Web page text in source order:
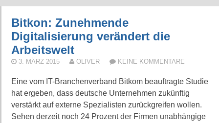
Bitkon: Zunehmende
Digitalisierung verändert die
Arbeitswelt
3. MÄRZ 2015 OLIVER KEINE KOMMENTARE
Eine vom IT-Branchenverband Bitkom beauftragte Studie
hat ergeben, dass deutsche Unternehmen zukünftig
verstärkt auf externe Spezialisten zurückgreifen wollen.
Sehen derzeit noch 24 Prozent der Firmen unabhängige